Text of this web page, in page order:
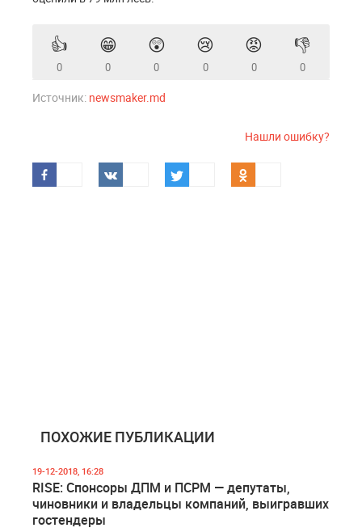
👍
0
😁
0
😲
0
😢
0
😡
0
👎
0
Источник: newsmaker.md
Нашли ошибку?
ПОХОЖИЕ ПУБЛИКАЦИИ
19-12-2018, 16:28
RISE: Спонсоры ДПМ и ПСРМ — депутаты,
чиновники и владельцы компаний, выигравших
гостендеры